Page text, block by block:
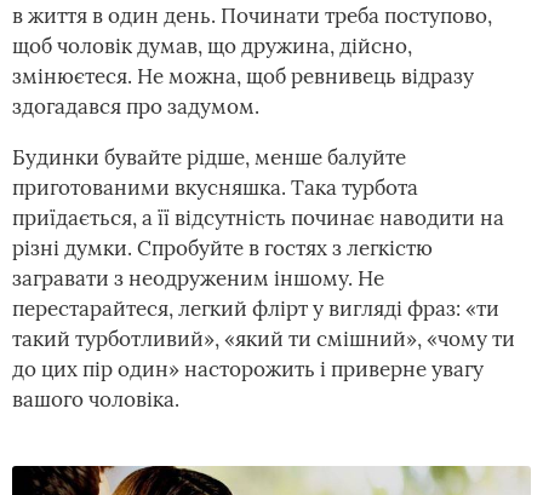
в життя в один день. Починати треба поступово,
щоб чоловік думав, що дружина, дійсно,
змінюєтеся. Не можна, щоб ревнивець відразу
здогадався про задумом.
Будинки бувайте рідше, менше балуйте
приготованими вкусняшка. Така турбота
приїдається, а її відсутність починає наводити на
різні думки. Спробуйте в гостях з легкістю
загравати з неодруженим іншому. Не
перестарайтеся, легкий флірт у вигляді фраз: «ти
такий турботливий», «який ти смішний», «чому ти
до цих пір один» насторожить і приверне увагу
вашого чоловіка.